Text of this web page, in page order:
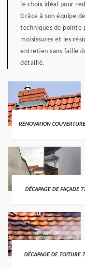
le choix idéal pour
Grâce à son équipe
techniques de pointe
moisissures et les
entretien sans faille
détaillé.
RÉNOVATION
DÉCAPAGE DE FAÇADE
DÉCAPAGE DE TOITURE